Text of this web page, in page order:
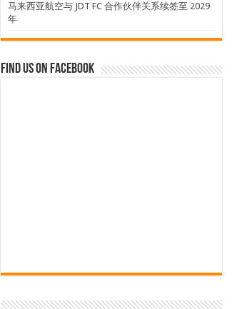
马来西亚航空与 JDT FC 合作伙伴关系续签至 2029
年
Find us on Facebook